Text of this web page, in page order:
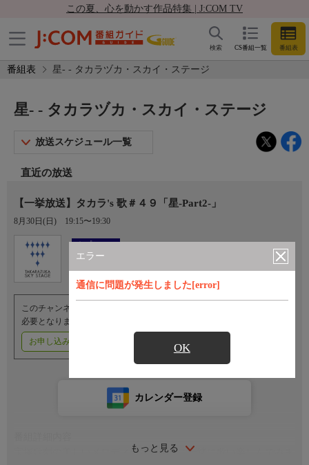
この夏、心を動かす作品特集 | J:COM TV
CS番組一覧 番組表
検索
番組表 星- - タカラヅカ・スカイ・ステージ
エラー
通信に問題が発生しました[error]
OK
星- - タカラヅカ・スカイ・ステージ
放送スケジュール一覧
直近の放送
【一挙放送】タカラ's 歌＃４９「星-Part2-」
8月30日(日) 19:15〜19:30
オプション
Ch.760
タカラヅカ・スカイ・ステージ
このチャンネルのご視聴には、オプションチャンネル(有料)のご契約が
必要となります。
お申し込みはこちら
もっと見る
カレンダー登録
宝塚歌劇の美しいメロディーと歌詞をご一緒に歌い楽しんでみま